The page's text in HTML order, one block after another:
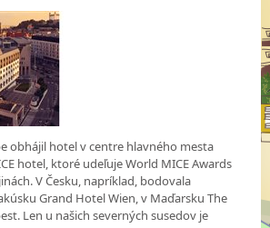
obhájil hotel v centre hlavného mesta
hotel, ktoré udeľuje World MICE Awards
V Česku, napríklad, bodovala
Grand Hotel Wien, v Maďarsku The
Len u našich severných susedov je